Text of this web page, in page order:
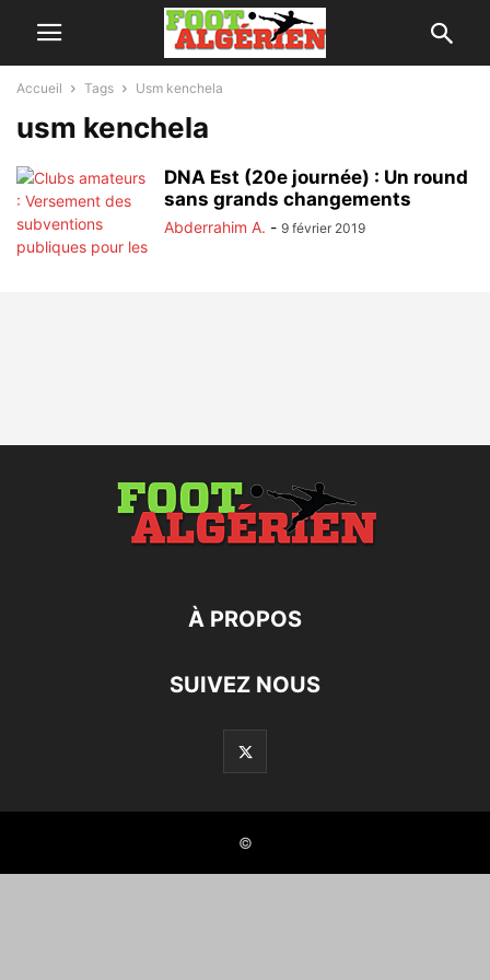
Accueil Tags Usm kenchela
usm kenchela
DNA Est (20e journée) : Un round
sans grands changements
Abderrahim A. - 9 février 2019
À PROPOS
SUIVEZ NOUS
©